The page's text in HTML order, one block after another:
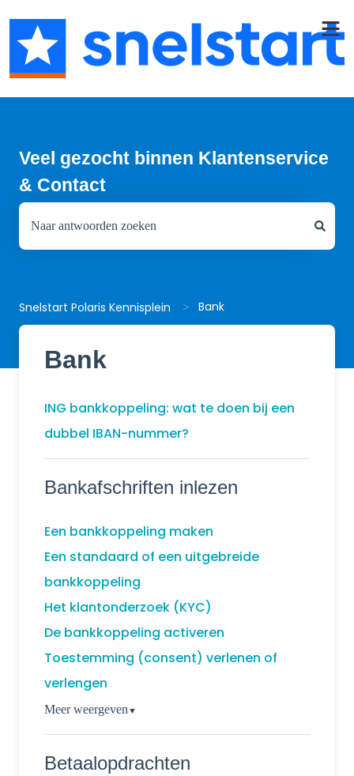
Veel gezocht binnen Klantenservice
& Contact
Snelstart Polaris Kennisplein Bank
Bank
ING bankkoppeling: wat te doen bij een
dubbel IBAN-nummer?
Bankafschriften inlezen
Een bankkoppeling maken
Een standaard of een uitgebreide
bankkoppeling
Het klantonderzoek (KYC)
De bankkoppeling activeren
Toestemming (consent) verlenen of
verlengen
Meer weergeven ▼
Betaalopdrachten